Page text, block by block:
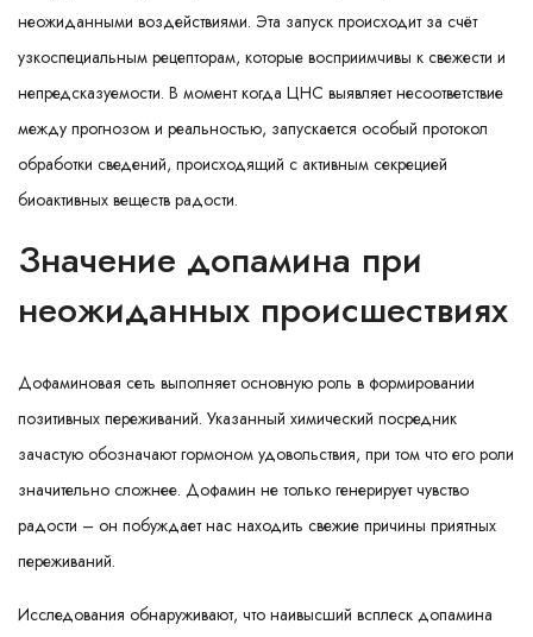
неожиданными воздействиями. Эта запуск происходит за счёт
узкоспециальным рецепторам, которые восприимчивы к свежести и
непредсказуемости. В момент когда ЦНС выявляет несоответствие
между прогнозом и реальностью, запускается особый протокол
обработки сведений, происходящий с активным секрецией
биоактивных веществ радости.
Значение допамина при
неожиданных происшествиях
Дофаминовая сеть выполняет основную роль в формировании
позитивных переживаний. Указанный химический посредник
зачастую обозначают гормоном удовольствия, при том что его роли
значительно сложнее. Дофамин не только генерирует чувство
радости – он побуждает нас находить свежие причины приятных
переживаний.
Исследования обнаруживают, что наивысший всплеск допамина